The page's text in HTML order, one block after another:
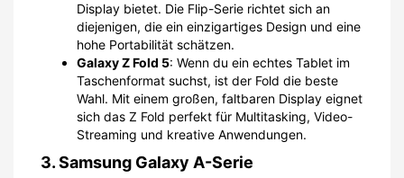
Display bietet. Die Flip-Serie richtet sich an
diejenigen, die ein einzigartiges Design und eine
hohe Portabilität schätzen.
Galaxy Z Fold 5: Wenn du ein echtes Tablet im
Taschenformat suchst, ist der Fold die beste
Wahl. Mit einem großen, faltbaren Display eignet
sich das Z Fold perfekt für Multitasking, Video-
Streaming und kreative Anwendungen.
3. Samsung Galaxy A-Serie